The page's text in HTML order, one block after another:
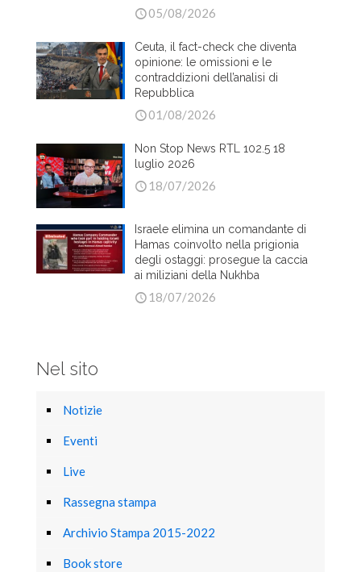
05/08/2026
Ceuta, il fact-check che diventa
opinione: le omissioni e le
contraddizioni dell’analisi di
Repubblica
01/08/2026
Non Stop News RTL 102.5 18
luglio 2026
18/07/2026
Israele elimina un comandante di
Hamas coinvolto nella prigionia
degli ostaggi: prosegue la caccia
ai miliziani della Nukhba
18/07/2026
Nel sito
Notizie
Eventi
Live
Rassegna stampa
Archivio Stampa 2015-2022
Book store